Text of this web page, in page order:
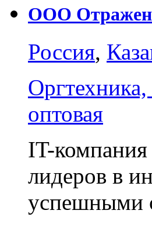
ООО
Россия,
оптовая
IT-
лидеров в
успешными